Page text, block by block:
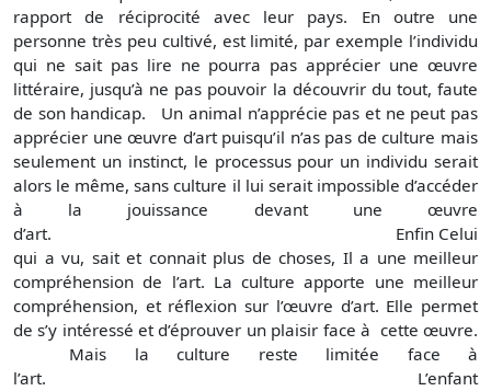
rapport de réciprocité avec leur pays. En outre une
personne très peu cultivé, est limité, par exemple l’individu
qui ne sait pas lire ne pourra pas apprécier une œuvre
littéraire, jusqu’à ne pas pouvoir la découvrir du tout, faute
de son handicap. Un animal n’apprécie pas et ne peut pas
apprécier une œuvre d’art puisqu’il n’as pas de culture mais
seulement un instinct, le processus pour un individu serait
alors le même, sans culture il lui serait impossible d’accéder
à la jouissance devant une œuvre
d’art. Enfin Celui
qui a vu, sait et connait plus de choses, Il a une meilleur
compréhension de l’art. La culture apporte une meilleur
compréhension, et réflexion sur l’œuvre d’art. Elle permet
de s’y intéressé et d’éprouver un plaisir face à cette œuvre.
Mais la culture reste limitée face à
l’art. L’enfant